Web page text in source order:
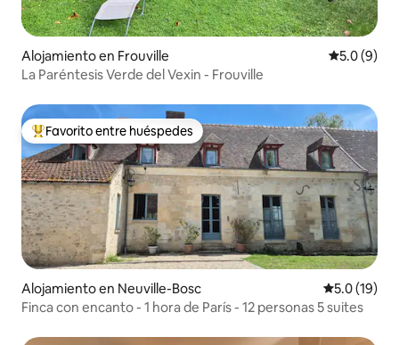
Alojamiento en Frouville
5.0 (9)
La Paréntesis Verde del Vexin - Frouville
Favorito entre huéspedes preferido
Favorito entre huéspedes
Alojamiento en Neuville-Bosc Calificación
5.0 (19)
Finca con encanto - 1 hora de París - 12 personas 5 suites